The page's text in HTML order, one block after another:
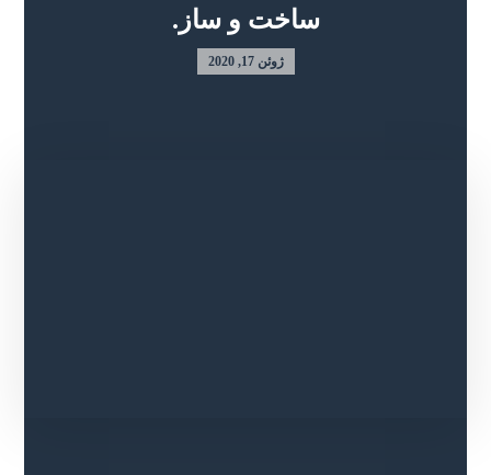
ساخت و ساز.
ژوئن 17, 2020